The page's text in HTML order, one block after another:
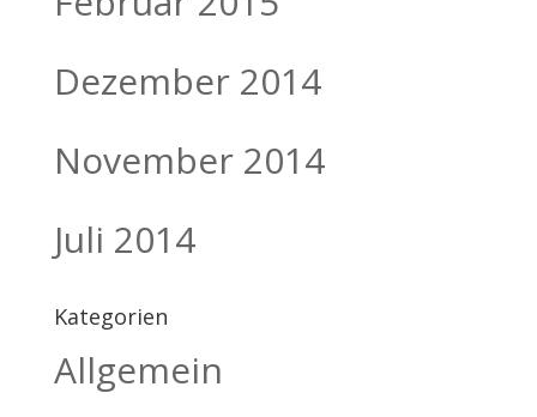
Dezember 2014
November 2014
Juli 2014
Kategorien
Allgemein